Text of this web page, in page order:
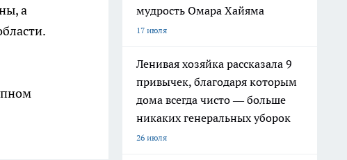
а
мудрость Омара Хайяма
17 июля
Ленивая хозяйка рассказала 9
привычек, благодаря которым
дома всегда чисто — больше
никаких генеральных уборок
26 июля